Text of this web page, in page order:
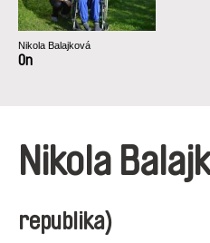
Nikola Balajková
On
Nikola
republika)